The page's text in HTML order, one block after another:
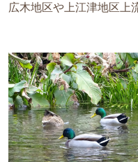
広木地区や上江津地区上